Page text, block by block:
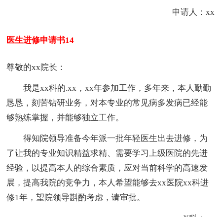
申请人：xx
医生进修申请书14
尊敬的xx院长：
我是xx科的.xx，xx年参加工作，多年来，本人勤勤
恳恳，刻苦钻研业务，对本专业的常见病多发病已经能
够熟练掌握，并能够独立工作。
得知院领导准备今年派一批年轻医生出去进修，为
了让我的专业知识精益求精、需要学习上级医院的先进
经验，以提高本人 的综合素质，应对当前科学的高速发
展，提高我院的竞争力，本人希望能够去xx医院xx科进
修1年，望院领导斟酌考虑，请审批。